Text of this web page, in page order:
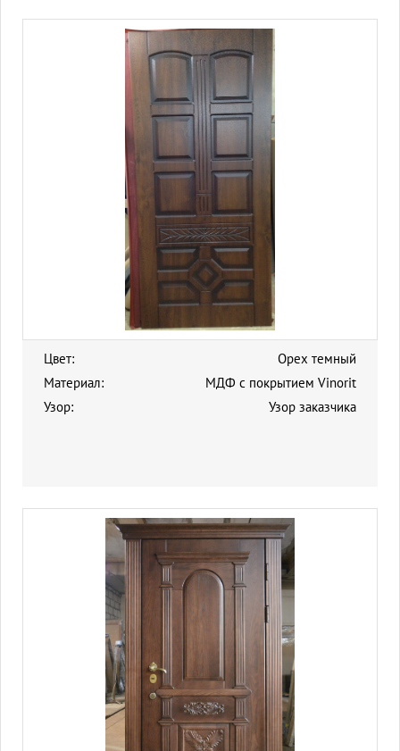
Цвет:
Орех темный
Материал:
МДФ с покрытием Vinorit
Узор:
Узор заказчика